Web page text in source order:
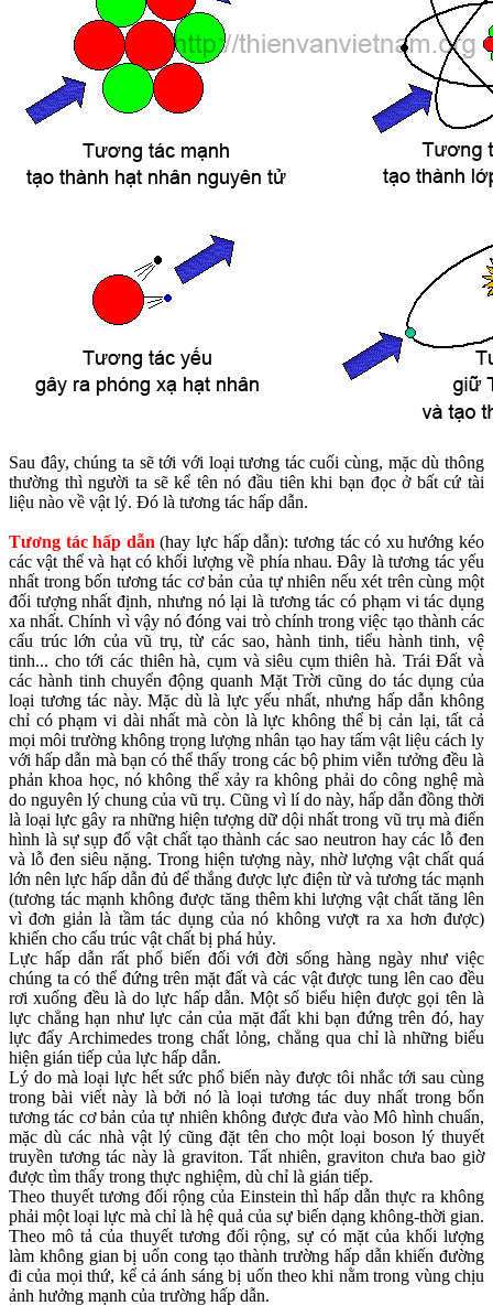
Sau đây, chúng ta sẽ tới với loại tương tác cuối cùng, mặc dù thông
thường thì người ta sẽ kể tên nó đầu tiên khi bạn đọc ở bất cứ tài
liệu nào về vật lý. Đó là tương tác hấp dẫn.
Tương tác hấp dẫn (hay lực hấp dẫn): tương tác có xu hướng kéo
các vật thể và hạt có khối lượng về phía nhau. Đây là tương tác yếu
nhất trong bốn tương tác cơ bản của tự nhiên nếu xét trên cùng một
đối tượng nhất định, nhưng nó lại là tương tác có phạm vi tác dụng
xa nhất. Chính vì vậy nó đóng vai trò chính trong việc tạo thành các
cấu trúc lớn của vũ trụ, từ các sao, hành tinh, tiểu hành tinh, vệ
tinh... cho tới các thiên hà, cụm và siêu cụm thiên hà. Trái Đất và
các hành tinh chuyển động quanh Mặt Trời cũng do tác dụng của
loại tương tác này. Mặc dù là lực yếu nhất, nhưng hấp dẫn không
chỉ có phạm vi dài nhất mà còn là lực không thể bị cản lại, tất cả
mọi môi trường không trọng lượng nhân tạo hay tấm vật liệu cách ly
với hấp dẫn mà bạn có thể thấy trong các bộ phim viễn tưởng đều là
phản khoa học, nó không thể xảy ra không phải do công nghệ mà
do nguyên lý chung của vũ trụ. Cũng vì lí do này, hấp dẫn đồng thời
là loại lực gây ra những hiện tượng dữ dội nhất trong vũ trụ mà điển
hình là sự sụp đổ vật chất tạo thành các sao neutron hay các lỗ đen
và lỗ đen siêu nặng. Trong hiện tượng này, nhờ lượng vật chất quá
lớn nên lực hấp dẫn đủ để thắng được lực điện từ và tương tác mạnh
(tương tác mạnh không được tăng thêm khi lượng vật chất tăng lên
vì đơn giản là tầm tác dụng của nó không vượt ra xa hơn được)
khiến cho cấu trúc vật chất bị phá hủy.
Lực hấp dẫn rất phổ biến đối với đời sống hàng ngày như việc
chúng ta có thể đứng trên mặt đất và các vật được tung lên cao đều
rơi xuống đều là do lực hấp dẫn. Một số biểu hiện được gọi tên là
lực chẳng hạn như lực cản của mặt đất khi bạn đứng trên đó, hay
lực đẩy Archimedes trong chất lỏng, chẳng qua chỉ là những biểu
hiện gián tiếp của lực hấp dẫn.
Lý do mà loại lực hết sức phổ biến này được tôi nhắc tới sau cùng
trong bài viết này là bởi nó là loại tương tác duy nhất trong bốn
tương tác cơ bản của tự nhiên không được đưa vào Mô hình chuẩn,
mặc dù các nhà vật lý cũng đặt tên cho một loại boson lý thuyết
truyền tương tác này là graviton. Tất nhiên, graviton chưa bao giờ
được tìm thấy trong thực nghiệm, dù chỉ là gián tiếp.
Theo thuyết tương đối rộng của Einstein thì hấp dẫn thực ra không
phải một loại lực mà chỉ là hệ quả của sự biến dạng không-thời gian.
Theo mô tả của thuyết tương đối rộng, sự có mặt của khối lượng
làm không gian bị uốn cong tạo thành trường hấp dẫn khiến đường
đi của mọi thứ, kể cả ánh sáng bị uốn theo khi nằm trong vùng chịu
ảnh hưởng mạnh của trường hấp dẫn.